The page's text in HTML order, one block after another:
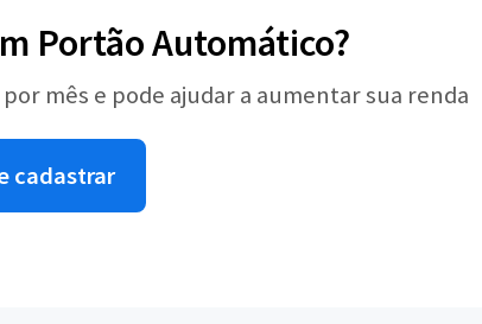
Portão Automático?
mês e pode ajudar a aumentar sua renda
cadastrar